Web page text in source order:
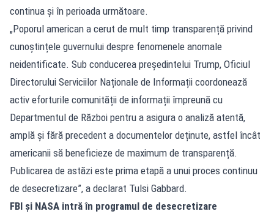
continua și în perioada următoare.
„Poporul american a cerut de mult timp transparență privind
cunoștințele guvernului despre fenomenele anomale
neidentificate. Sub conducerea președintelui Trump, Oficiul
Directorului Serviciilor Naționale de Informații coordonează
activ eforturile comunității de informații împreună cu
Departmentul de Război pentru a asigura o analiză atentă,
amplă și fără precedent a documentelor deținute, astfel încât
americanii să beneficieze de maximum de transparență.
Publicarea de astăzi este prima etapă a unui proces continuu
de desecretizare”, a declarat Tulsi Gabbard.
FBI și NASA intră în programul de desecretizare